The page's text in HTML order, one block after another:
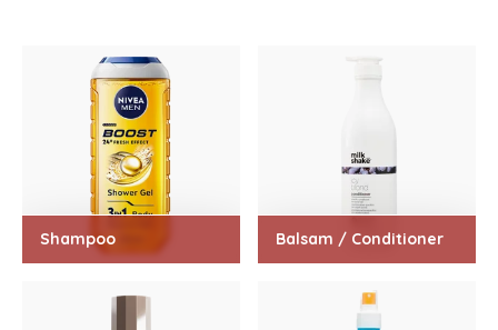
Shampoo Balsam / Conditioner